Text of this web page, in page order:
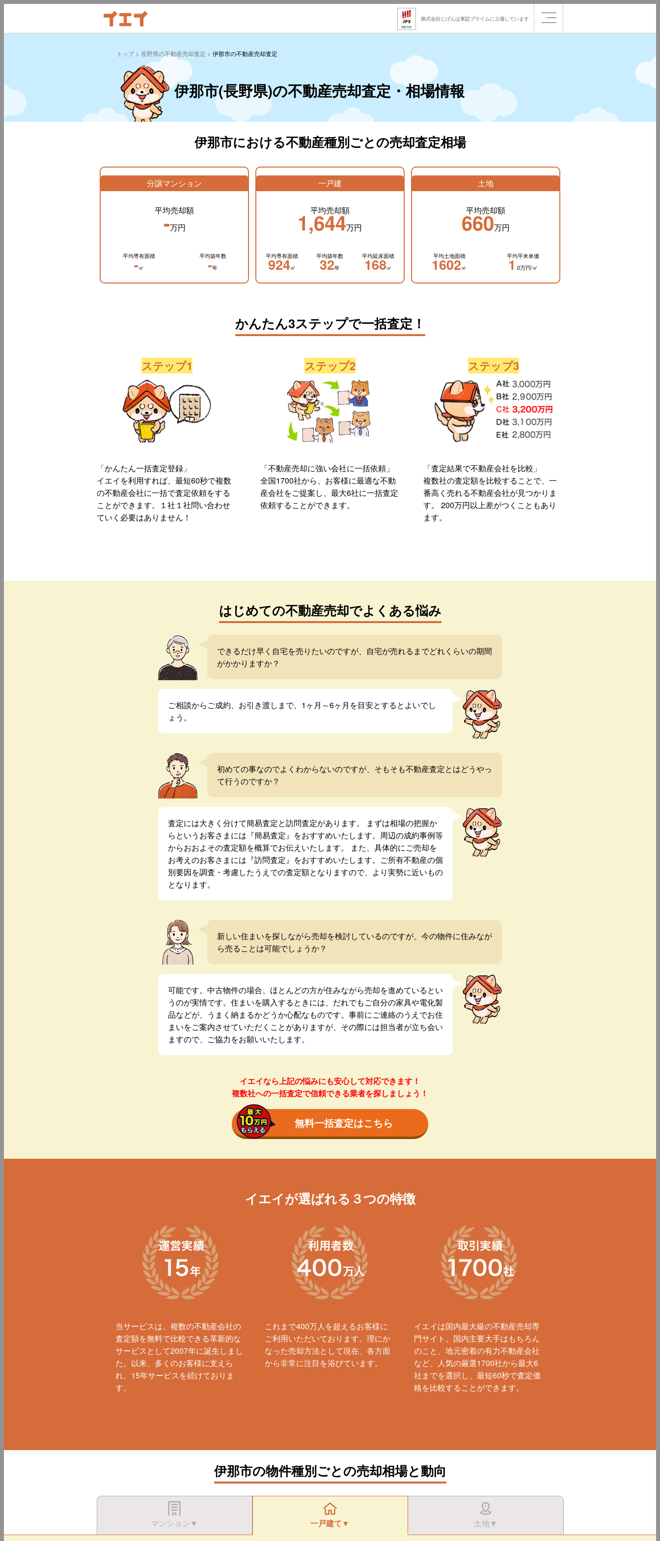
株式会社じげんは東証プライムに 上場しています
トップ 長野県の不動産売却査定 伊那市の不動産売却査定
伊那市(長野県)の不動産売却査定・相場情報
伊那市における不動産種別ごとの売却査定相場
分譲マンション
平均売却額
-万円
平均専有面積
-㎡
平均築年数
-年
一戸建
平均売却額
1,644万円
平均専有面積
924㎡
平均築年数
32年
平均延床面積
168㎡
土地
平均売却額
660万円
平均土地面積
1602㎡
平均平米単価
1 .0万円/㎡
かんたん3ステップで一括査定！
ステップ1
「かんたん一括査定登録」
イエイを利用すれば、最短60秒で複数
の不動産会社に一括で査定依頼をする
ことができます。１社１社問い合わせ
ていく必要はありません！
ステップ2
「不動産売却に強い会社に一括依頼」
全国1700社から、お客様に最適な不動
産会社をご提案し、最大6社に一括査定
依頼することができます。
ステップ3
「査定結果で不動産会社を比較」
複数社の査定額を比較することで、一
番高く売れる不動産会社が見つかりま
す。 200万円以上差がつくこともあり
ます。
はじめての不動産売却でよくある悩み
できるだけ早く自宅を売りたいのですが、自宅が売れるまでどれくらいの期間
がかかりますか？
ご相談からご成約、お引き渡しまで、1ヶ月～6ヶ月を目安とするとよいでし
ょう。
初めての事なのでよくわからないのですが、そもそも不動産査定とはどうやっ
て行うのですか？
査定には大きく分けて簡易査定と訪問査定があります。 まずは相場の把握か
らというお客さまには『簡易査定』をおすすめいたします。周辺の成約事例等
からおおよその査定額を概算でお伝えいたします。 また、具体的にご売却を
お考えのお客さまには『訪問査定』をおすすめいたします。ご所有不動産の個
別要因を調査・考慮したうえでの査定額となりますので、より実勢に近いもの
となります。
新しい住まいを探しながら売却を検討しているのですが、今の物件に住みなが
ら売ることは可能でしょうか？
可能です。中古物件の場合、ほとんどの方が住みながら売却を進めているとい
うのが実情です。住まいを購入するときには、だれでもご自分の家具や電化製
品などが、うまく納まるかどうか心配なものです。事前にご連絡のうえでお住
まいをご案内させていただくことがありますが、その際には担当者が立ち会い
ますので、ご協力をお願いいたします。
イエイなら上記の悩みにも安心して対応できます！
複数社への一括査定で信頼できる業者を探しましょう！
無料一括査定はこちら
イエイが選ばれる３つの特徴
当サービスは、複数の不動産会社の
査定額を無料で比較できる革新的な
サービスとして2007年に誕生しまし
た。以来、多くのお客様に支えら
れ、15年サービスを続けておりま
す。
これまで400万人を超えるお客様に
ご利用いただいております。理にか
なった売却方法として現在、各方面
から非常に注目を浴びています。
イエイは国内最大級の不動産売却専
門サイト。国内主要大手はもちろん
のこと、地元密着の有力不動産会社
など、人気の厳選1700社から最大6
社までを選択し、最短60秒で査定価
格を比較することができます。
伊那市の物件種別ごとの売却相場と動向
マンション▼ 一戸建て▼ 土地▼